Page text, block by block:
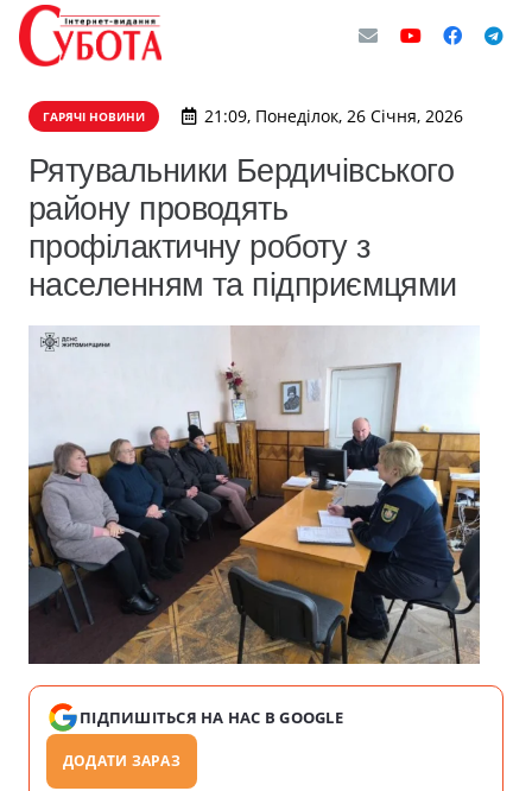
ГАРЯЧІ НОВИНИ 21:09, Понеділок, 26 Січня, 2026
Рятувальники Бердичівського
району проводять
профілактичну роботу з
населенням та підприємцями
ПІДПИШІТЬСЯ НА НАС В GOOGLE
ДОДАТИ ЗАРАЗ